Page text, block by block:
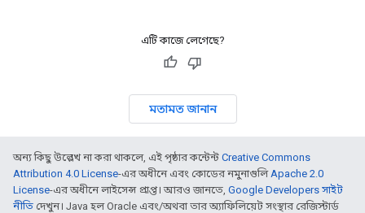
এটি কাজে লেগেছে?
মতামত জানান
অন্য কিছু উল্লেখ না করা থাকলে, এই পৃষ্ঠার কন্টেন্ট Creative Commons
Attribution 4.0 License-এর অধীনে এবং কোডের নমুনাগুলি Apache 2.0
License-এর অধীনে লাইসেন্স প্রাপ্ত। আরও জানতে, Google Developers সাইট
নীতি দেখুন। Java হল Oracle এবং/অথবা তার অ্যাফিলিয়েট সংস্থার রেজিস্টার্ড